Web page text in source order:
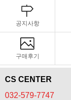
공지사항
구매후기
CS CENTER
032-579-7747